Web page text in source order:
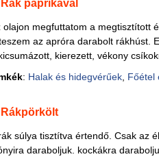
Rák paprikával
olajon megfuttatom a megtisztított
az apróra darabolt rákhúst.
kierezett, vékony
: Halak és hidegvérűek, Főétel
Rákpörkölt
súlya tisztítva értendő. Csak az
daraboljuk. kockákra